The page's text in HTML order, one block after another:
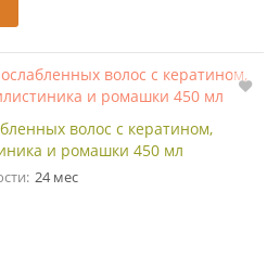
волос с кератином,
и ромашки 450 мл
24 мес